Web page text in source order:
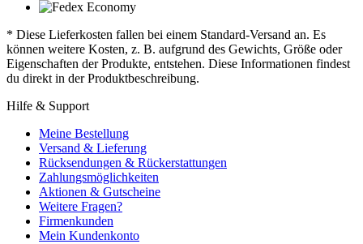
* Diese Lieferkosten fallen bei einem Standard-Versand an. Es
können weitere Kosten, z. B. aufgrund des Gewichts, Größe oder
Eigenschaften der Produkte, entstehen. Diese Informationen findest
du direkt in der Produktbeschreibung.
Hilfe & Support
Meine Bestellung
Versand & Lieferung
Rücksendungen & Rückerstattungen
Zahlungsmöglichkeiten
Aktionen & Gutscheine
Weitere Fragen?
Firmenkunden
Mein Kundenkonto